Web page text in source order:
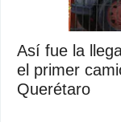
Así fue la
el primer
Querétaro